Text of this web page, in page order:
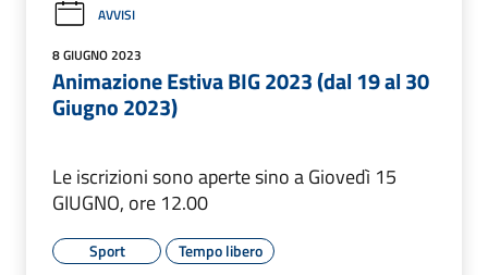
AVVISI
8 GIUGNO 2023
Animazione Estiva BIG 2023 (dal 19 al 30
Giugno 2023)
Le iscrizioni sono aperte sino a Giovedì 15
GIUGNO, ore 12.00
Sport Tempo libero